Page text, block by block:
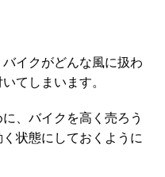
イクがどんな風に扱わ
てしまいます。
、バイクを高く売ろう
状態にしておくように